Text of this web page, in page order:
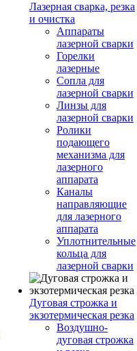
Лазерная сварка, резка
и очистка
Аппараты
лазерной сварки
Горелки
лазерные
Сопла для
лазерной сварки
Линзы для
лазерной сварки
Ролики
подающего
механизма для
лазерного
аппарата
Каналы
направляющие
для лазерного
аппарата
Уплотнительные
кольца для
лазерной сварки
Дуговая строжка и
экзотермическая резка
Воздушно-
дуговая строжка